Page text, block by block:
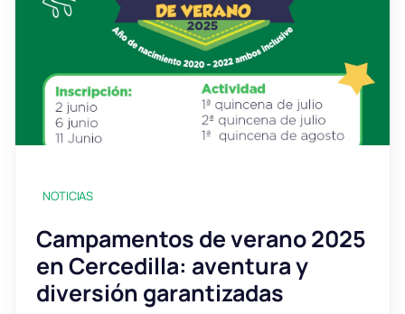
NOTICIAS
Campamentos de verano 2025
en Cercedilla: aventura y
diversión garantizadas